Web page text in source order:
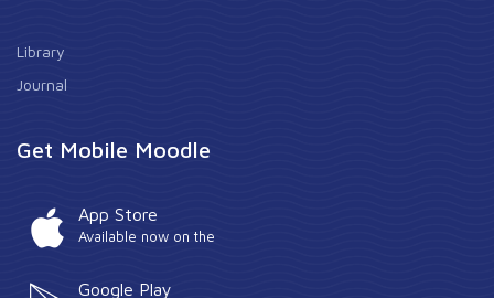
Library
Journal
Get Mobile Moodle
App Store
Available now on the
Google Play